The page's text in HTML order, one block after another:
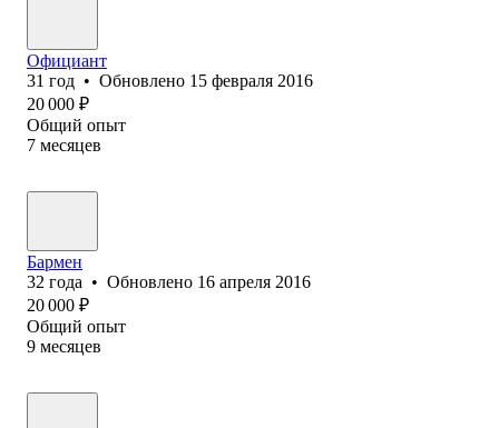
Официант
31 год • Обновлено 15 февраля 2016
20 000 ₽
Общий опыт
7 месяцев
Бармен
32 года • Обновлено 16 апреля 2016
20 000 ₽
Общий опыт
9 месяцев